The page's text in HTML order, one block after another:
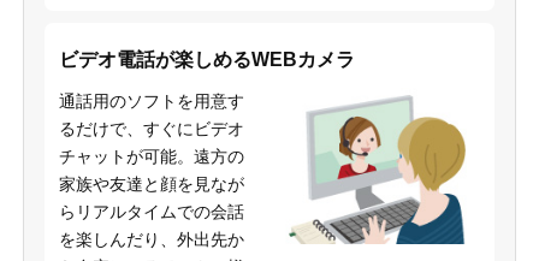
ビデオ電話が楽しめるWEBカメラ
通話用のソフトを用意す
るだけで、すぐにビデオ
チャットが可能。遠方の
家族や友達と顔を見なが
らリアルタイムでの会話
を楽しんだり、外出先か